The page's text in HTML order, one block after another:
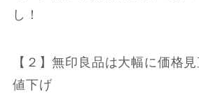
し！
【２】無印良品は大幅に価格
値下げ